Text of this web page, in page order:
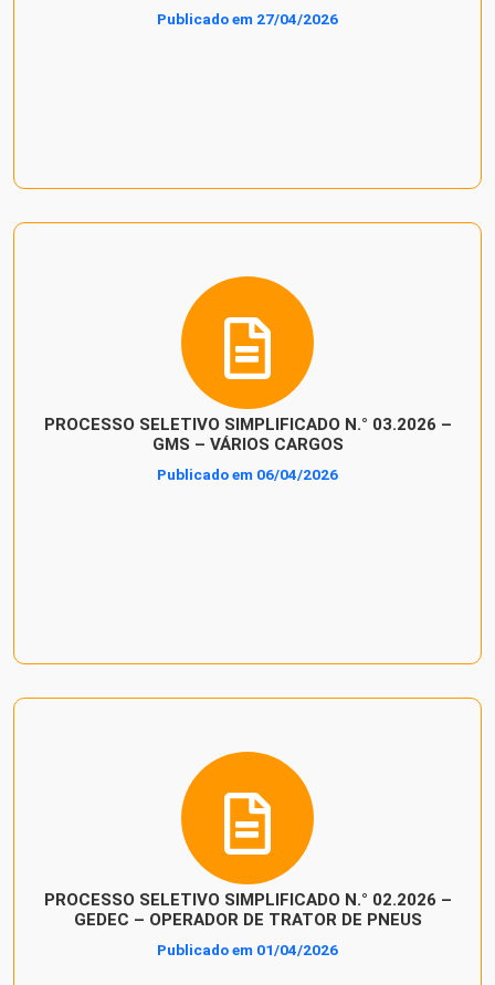
Publicado em 27/04/2026
PROCESSO SELETIVO SIMPLIFICADO N.° 03.2026 –
GMS – VÁRIOS CARGOS
Publicado em 06/04/2026
PROCESSO SELETIVO SIMPLIFICADO N.° 02.2026 –
GEDEC – OPERADOR DE TRATOR DE PNEUS
Publicado em 01/04/2026